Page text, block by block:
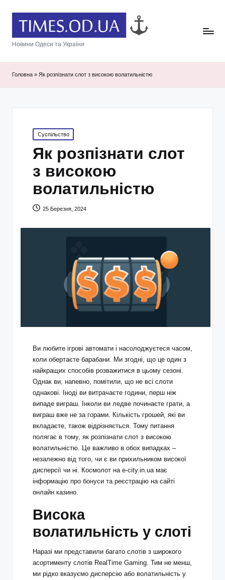
Новини Одеси та України
Головна » Як розпізнати слот з високою волатильністю
Posted
in
Суспільство
Як розпізнати слот
з високою
волатильністю
25 Березня, 2024
Ви любите ігрові автомати і насолоджуєтеся часом,
коли обертаєте барабани. Ми згодні, що це один з
найкращих способів розважитися в цьому сезоні.
Однак ви, напевно, помітили, що не всі слоти
однакові. Іноді ви витрачаєте години, перш ніж
випаде виграш. Інколи ви ледве починаєте грати, а
виграш вже не за горами. Кількість грошей, які ви
вкладаєте, також відрізняється. Тому питання
полягає в тому, як розпізнати слот з високою
волатильністю. Це важливо в обох випадках –
незалежно від того, чи є ви прихильником високої
дисперсії чи ні. Космолот на e-city.in.ua має
інформацію про бонуси та реєстрацію на сайті
онлайн казино.
Висока
волатильність у слоті
Наразі ми представили багато слотів з широкого
асортименту слотів RealTime Gaming. Тим не менш,
ми рідко вказуємо дисперсію або волатильність у